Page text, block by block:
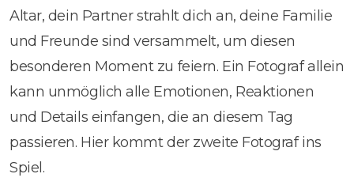
Altar, dein Partner strahlt dich an, deine Familie
und Freunde sind versammelt, um diesen
besonderen Moment zu feiern. Ein Fotograf allein
kann unmöglich alle Emotionen, Reaktionen
und Details einfangen, die an diesem Tag
passieren. Hier kommt der zweite Fotograf ins
Spiel.